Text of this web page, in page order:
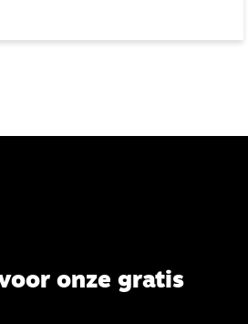
en Marjolijn Matei van Kerkpunt
onze gratis